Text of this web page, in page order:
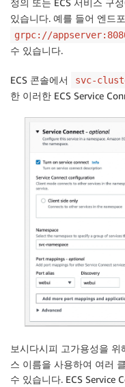
있습니다. 예를 들어 엔드
grpc://
수 있습니다.
ECS 콘솔에서 svc-
한 이러한 ECS Service
보시다시피 고가용성을 위
스 이름을 사용하여 여러
수 있습니다. ECS Service